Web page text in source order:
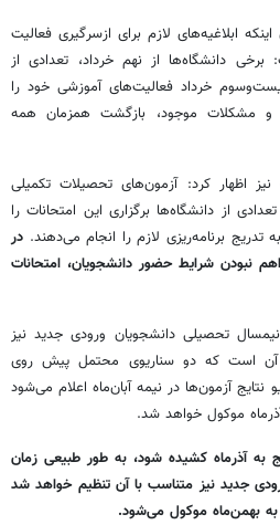
ابلاغیه‌های لازم برای ازسرگیری فعالیت
دانشگاه‌ها از نهم خرداد، تعدادی از
خرداد فعالیت‌های آموزشی خود را
و مشکلات موجود، بازگشت همزمان همه
نیز اظهار کرد: آزمون‌های تحصیلات تکمیلی
از دانشگاه‌ها برگزاری این امتحانات را
تدریج برنامه‌ریزی لازم را انجام می‌دهند. در
نبودن شرایط حضور دانشجویان، امتحانات
نیمسال تحصیلی دانشجویان ورودی جدید نیز
آن است که دو سناریوی محتمل پیش روی
نتایج آزمون‌ها در نیمه آبان‌ماه اعلام می‌شود
موکول خواهد شد.
به آذرماه کشیده شود، به طور طبیعی زمان
جدید نیز متناسب با آن تنظیم خواهد شد
بهمن‌ماه موکول می‌شود.